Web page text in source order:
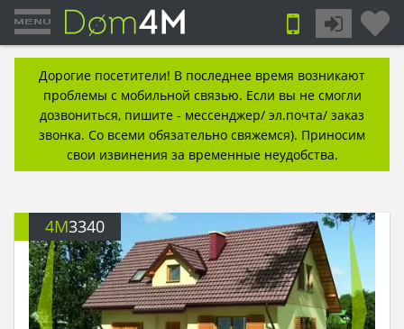
Дорогие посетители! В последнее время возникают
проблемы с мобильной связью. Если вы не смогли
дозвониться, пишите - мессенджер/ эл.почта/ заказ
звонка. Со всеми обязательно свяжемся). Приносим
свои извинения за временные неудобства.
4M3340